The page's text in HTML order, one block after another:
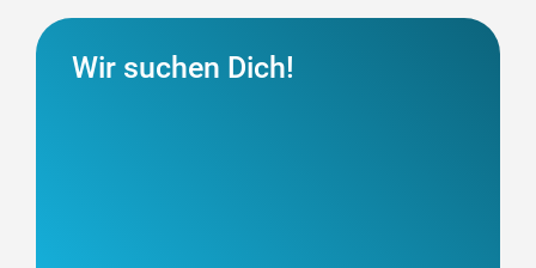
Wir suchen Dich!